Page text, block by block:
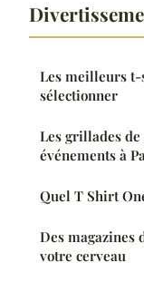
Les meilleurs t-
sélectionner
Les grillades
événements à
Quel T Shirt
Des
votre cerveau